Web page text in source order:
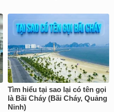
Tìm hiểu tại sao lại có tên gọi
là Bãi Cháy (Bãi Cháy, Quảng
Ninh)